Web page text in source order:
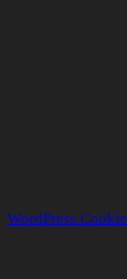
WordPress